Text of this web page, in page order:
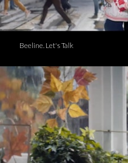
Beeline. Let's Talk